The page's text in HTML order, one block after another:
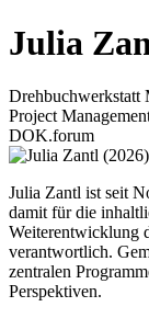
Julia
Drehbuchwerkstatt
Project
DOK.forum
Julia Zantl ist seit
damit für die
Weiterentwicklung
verantwortlich.
zentralen
Perspektiven.